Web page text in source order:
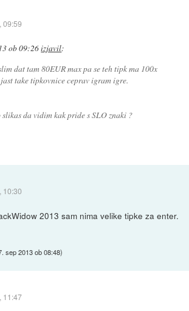
09:59
ob 09:26izjavil:
dat tam 80EUR max pa se teh tipk ma 100x
take tipkovnice ceprav igram igre.
slikas da vidim kak pride s SLO znaki ?
10:30
2013 sam nima velike tipke za enter.
sep 2013 ob 08:48)
11:47